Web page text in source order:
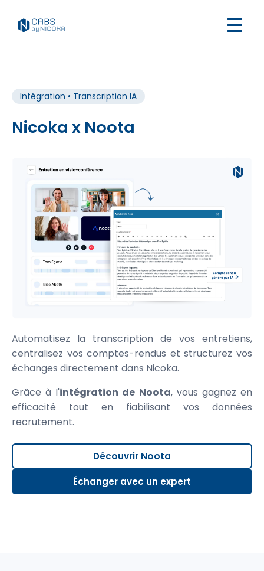
Intégration • Transcription IA
Nicoka x Noota
Automatisez la transcription de vos entretiens,
centralisez vos comptes-rendus et structurez vos
échanges directement dans Nicoka.
Grâce à l'intégration de Noota, vous gagnez en
efficacité tout en fiabilisant vos données
recrutement.
Découvrir Noota
Échanger avec un expert